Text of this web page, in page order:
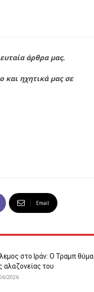
άρθρα μας.
και ηχητικά μας σε
Email
στο Ιράν: Ο Τραμπ θύμα
αλαζονείας του
2026